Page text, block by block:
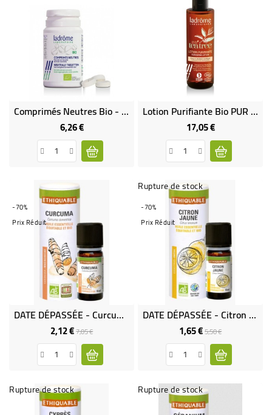
Comprimés Neutres Bio - Pour Huile Essentielle
6,26 €Prix
Lotion Purifiante Bio PUR TEA TREE
17,05 €Prix
-70%
Prix Réduit
DATE DÉPASSÉE - Curcuma - Huile Essentielle Bio & Équitable
2,12 €Prix
de
base
7,05 €Prix
Rupture de stock
-70%
Prix Réduit
DATE DÉPASSÉE - Citron Jaune - Huile Essentielle Bio & Équitable
1,65 €Prix
de
base
5,50 €Prix
Rupture de stock Rupture de stock